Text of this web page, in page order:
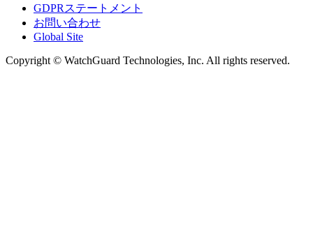
GDPRステートメント
お問い合わせ
Global Site
Copyright © WatchGuard Technologies, Inc. All rights reserved.